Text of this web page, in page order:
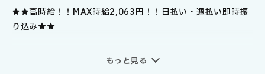
★★高時給！！MAX時給2,063円！！日払い・週払い即時振
り込み★★
スーパー向けの食品、飲料、家庭用品などを扱うお仕事！
もっと見る